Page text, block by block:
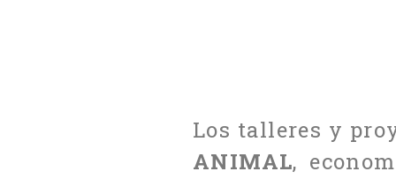
Los talleres y
ANIMAL,